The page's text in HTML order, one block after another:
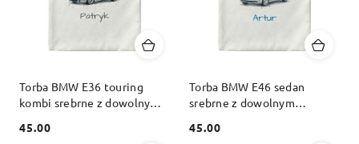
Torba BMW E36 touring
kombi srebrne z dowolnym
Cena:
45.00
Torba BMW E46 sedan
srebrne z dowolnym
Cena:
45.00